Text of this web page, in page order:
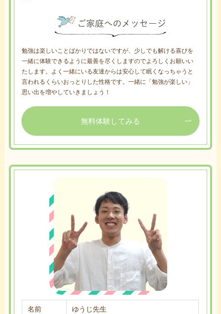
勉強は楽しいことばかりではないですが、少しでも解ける喜びを
一緒に体験できるように最善を尽くしますのでよろしくお願いい
たします。よく一緒にいる友達からは安心して眠くなっちゃうと
言われるくらいおっとりした性格です。一緒に「勉強が楽しい」
思い出を増やしていきましょう！
無料体験してみる
名前 ゆうじ先生